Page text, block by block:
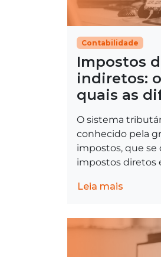
Contabilidade
Impostos
indiretos:
quais as
O sistema
conhecido pela
impostos, que
impostos diretos
Leia mais